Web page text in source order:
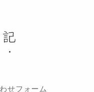
せフォーム